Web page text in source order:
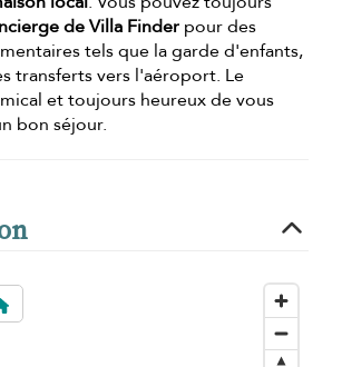
de Villa Finder pour des
tels que la garde d'enfants,
transferts vers l'aéroport. Le
et toujours heureux de vous
bon séjour.